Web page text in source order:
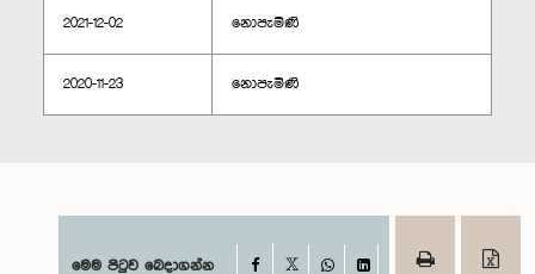
2021-12-02 නොපැමිණි
2020-11-23 නොපැමිණි
මෙම පිටුව බෙදාගන්න Facebook